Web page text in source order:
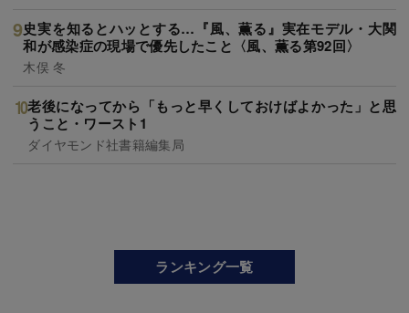
史実を知るとハッとする…『風、薫る』実在モデル・大関
和が感染症の現場で優先したこと〈風、薫る第92回〉
木俣 冬
老後になってから「もっと早くしておけばよかった」と思
うこと・ワースト1
ダイヤモンド社書籍編集局
ランキング一覧